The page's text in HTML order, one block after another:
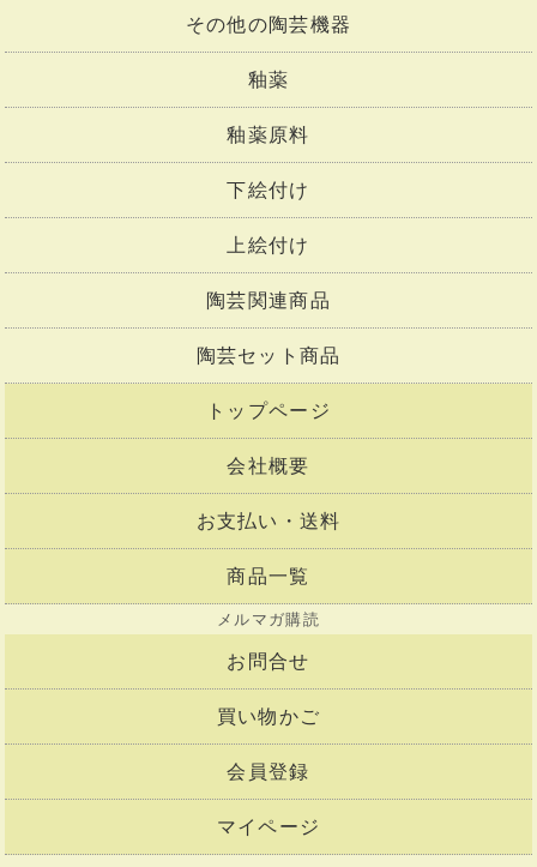
その他の陶芸機器
釉薬
釉薬原料
下絵付け
上絵付け
陶芸関連商品
陶芸セット商品
トップページ
会社概要
お支払い・送料
商品一覧
メルマガ購読
お問合せ
買い物かご
会員登録
マイページ